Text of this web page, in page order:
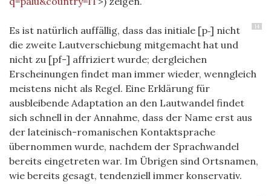
14
Es ist natürlich auffällig, dass das initiale [p‑] nicht
die zweite Lautverschiebung mitgemacht hat und
nicht zu [pf-] affriziert wurde; dergleichen
Erscheinungen findet man immer wieder, wenngleich
meistens nicht als Regel. Eine Erklärung für
ausbleibende Adaptation an den Lautwandel findet
sich schnell in der Annahme, dass der Name erst aus
der lateinisch-romanischen Kontaktsprache
übernommen wurde, nachdem der Sprachwandel
bereits eingetreten war. Im Übrigen sind Ortsnamen,
wie bereits gesagt, tendenziell immer konservativ.